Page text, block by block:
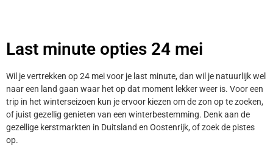
Last minute opties 24 mei
Wil je vertrekken op 24 mei voor je last minute, dan wil je natuurlijk wel
naar een land gaan waar het op dat moment lekker weer is. Voor een
trip in het winterseizoen kun je ervoor kiezen om de zon op te zoeken,
of juist gezellig genieten van een winterbestemming. Denk aan de
gezellige kerstmarkten in Duitsland en Oostenrijk, of zoek de pistes
op.